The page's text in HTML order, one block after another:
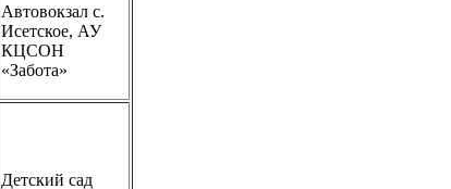
Автовокзал с.
Исетское, АУ
КЦСОН
«Забота»
Детский сад